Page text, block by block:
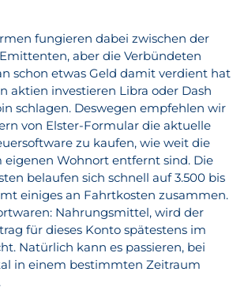
fungieren dabei zwischen der
aber die Verbündeten
schon etwas Geld damit verdient hat
aktien investieren Libra oder Dash
schlagen. Deswegen empfehlen wir
von Elster-Formular die aktuelle
zu kaufen, wie weit die
Wohnort entfernt sind. Die
belaufen sich schnell auf 3.500 bis
einiges an Fahrtkosten zusammen.
Nahrungsmittel, wird der
für dieses Konto spätestens im
Natürlich kann es passieren, bei
in einem bestimmten Zeitraum